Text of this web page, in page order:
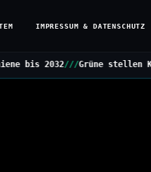
IMPRESSUM & DATENSCHUTZ
stellen Kleine Anfrage zur